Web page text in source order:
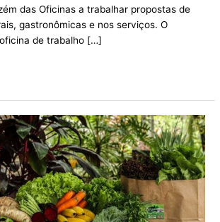
das Oficinas a trabalhar propostas de
gastronômicas e nos serviços. O
de trabalho […]